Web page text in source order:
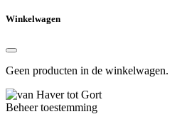
Winkelwagen
Geen producten in de winkelwagen.
Beheer toestemming